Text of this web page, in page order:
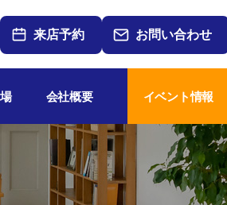
来店予約 お問い合わせ
会社概要 イベント情報